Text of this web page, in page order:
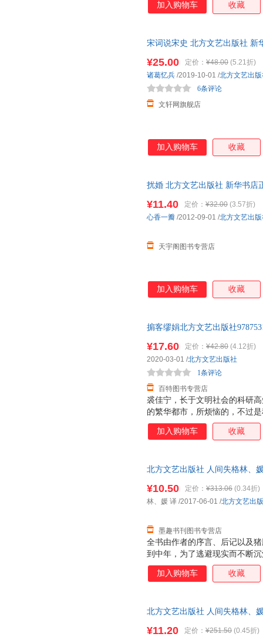
加入购物车 收藏
宋词说宋史 北方文艺出版社 新
¥25.00 定价： ¥48.00 (5.21折)
文轩网旗舰店
6条评论
诸葛忆兵 /2019-10-01 /北方文艺出
加入购物车 收藏
扰婚 北方文艺出版社 新华书店
¥11.40 定价： ¥32.00 (3.57折)
天宇阁图书专营店
心香一瓣 /2012-09-01 /北方文艺出
加入购物车 收藏
掮客缪娟北方文艺出版社
裘佳宁，长于文明社会的科研
的繁华都市，所烦恼的，不过
山，生于野蛮丛林的神秘少年
界，于刀锋行走。 他们原本永
欲纠葛，痛与恨并生。所有情
看见的才是他真正的容颜 那些
¥17.60 定价： ¥42.80 (4.12折)
百特图书专营店
1条评论
2020-03-01 /北方文艺出版社
加入购物车 收藏
北方文艺出版社 人间失格林、
全书由作者的序言、后记以及
到中年，为了逃避现实而不断
麻痹*终走到自我毁灭的地步。
闷、已经渴望被爱的情感纠结
¥10.50 定价： ¥313.06 (0.34折)
墨趣书刊图书专营店
林、媛 译 /2017-06-01 /北方文艺出
加入购物车 收藏
北方文艺出版社 人间失格林、
¥11.20 定价： ¥251.50 (0.45折)